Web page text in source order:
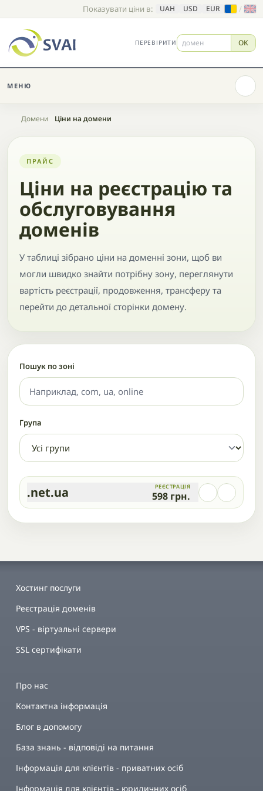
Показувати ціни в: UAH USD EUR /
ПЕРЕВІРИТИ OK
МЕНЮ
Головна
Домени Ціни на домени
ПРАЙС
Ціни на реєстрацію та
обслуговування
доменів
У таблиці зібрано ціни на доменні зони, щоб ви
могли швидко знайти потрібну зону, переглянути
вартість реєстрації, продовження, трансферу та
перейти до детальної сторінки домену.
Пошук по зоні
Група
.net.ua РЕЄСТРАЦІЯ
598 грн.
Хостинг послуги
Реєстрація доменів
VPS - віртуальні сервери
SSL сертифікати
Про нас
Контактна інформація
Блог в допомогу
База знань - відповіді на питання
Інформація для клієнтів - приватних осіб
Інформація для клієнтів - юридичних осіб